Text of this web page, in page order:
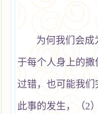
为何我们会成
于每个人身上的
过错，也可能我
此事的发生，（2